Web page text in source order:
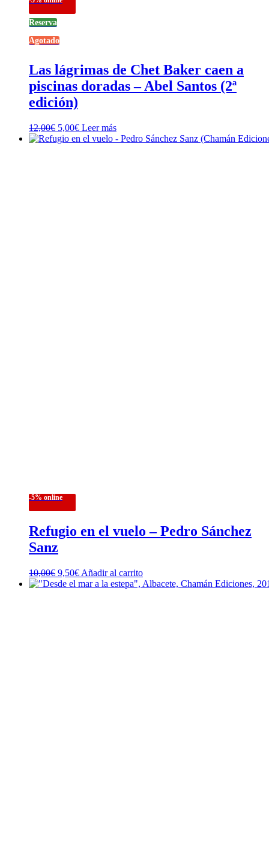
Reserva
Agotado
Las lágrimas de Chet Baker caen a
piscinas doradas – Abel Santos (2ª
edición)
12,00€ El
precio
5,00€El
precio
Leer más
-5% online
Refugio en el vuelo – Pedro Sánchez
Sanz
10,00€ El
precio
9,50€El
precio
Añadir al carrito